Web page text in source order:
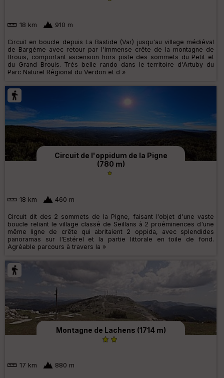
18 km 910 m
Circuit en boucle depuis La Bastide (Var) jusqu'au village médiéval
de Bargème avec retour par l'immense crête de la montagne de
Brouis, comportant ascension hors piste des sommets du Petit et
du Grand Brouis. Très belle rando dans le territoire d'Artuby du
Parc Naturel Régional du Verdon et d »
Circuit de l'oppidum de la Pigne
(780 m)
18 km 460 m
Circuit dit des 2 sommets de la Pigne, faisant l'objet d'une vaste
boucle reliant le village classé de Seillans à 2 proéminences d'une
même ligne de crête qui abritaient 2 oppida, avec splendides
panoramas sur l'Estérel et la partie littorale en toile de fond.
Agréable parcours à travers la »
Montagne de Lachens (1714 m)
17 km 880 m